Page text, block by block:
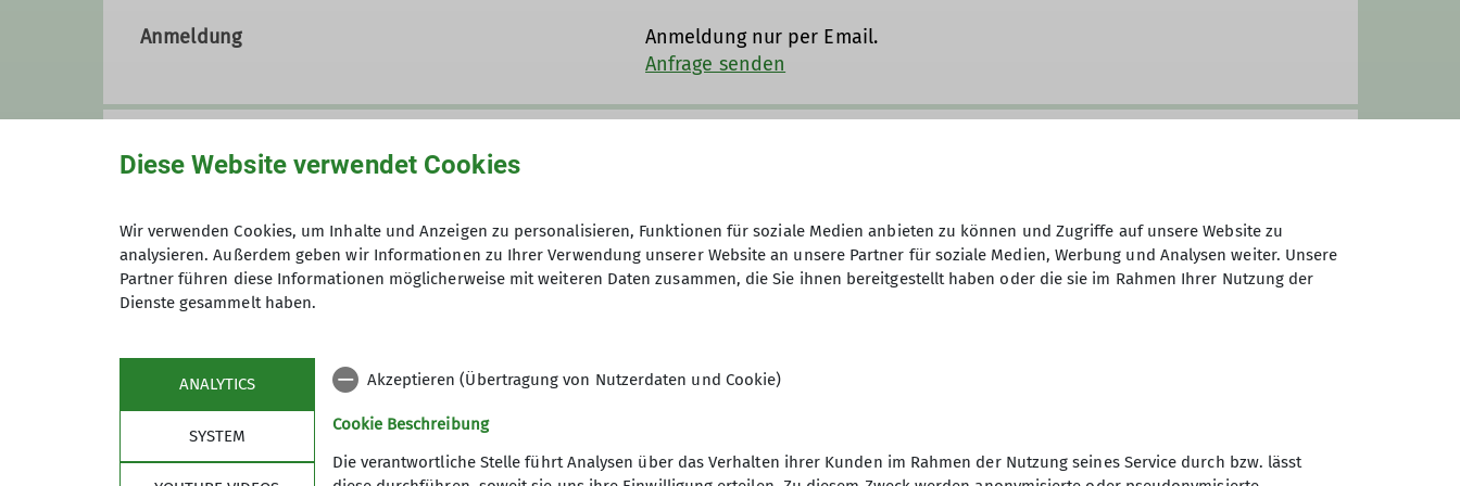
des Deutschen Alpenvereins:
DAV Sektion Bergfreunde München e.V.
Im Jahr 2009 haben wir unsere Hütte, das Spitzsteinhaus in den Chiemgauer Alpen übernommen.
Hochtouren, Skitouren, Ski-Langlauf, Klettertouren, Klettersteige und mehr). Siehe unserJahresprogramm. Daneben
bieten wir für unseren Mitgliedern umfangreiche
komplett ehrenamtlich tätig.
Anmeldung
Anmeldung nur per Email.
Anfrage senden
Anmeldung ab / bis
Maximale Teilnehmeranzahl 8
Sektion Bergfreunde
Diese Website verwendet Cookies
Wir verwenden Cookies, um Inhalte und Anzeigen zu personalisieren, Funktionen für soziale Medien anbieten zu können und Zugriffe auf unsere Website zu
analysieren. Außerdem geben wir Informationen zu Ihrer Verwendung unserer Website an unsere Partner für soziale Medien, Werbung und Analysen weiter. Unsere
Partner führen diese Informationen möglicherweise mit weiteren Daten zusammen, die Sie ihnen bereitgestellt haben oder die sie im Rahmen Ihrer Nutzung der
Dienste gesammelt haben.
ANALYTICS
SYSTEM
Akzeptieren (Übertragung von Nutzerdaten und Cookie)
Cookie Beschreibung
Die verantwortliche Stelle führt Analysen über das Verhalten ihrer Kunden im Rahmen der Nutzung seines Service durch bzw. lässt